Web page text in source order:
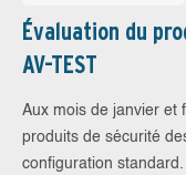
Évaluation du
AV-TEST
Aux mois de janvier et
produits de sécurité
configuration